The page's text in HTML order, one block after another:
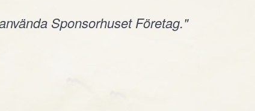
Sponsorhuset Företag."